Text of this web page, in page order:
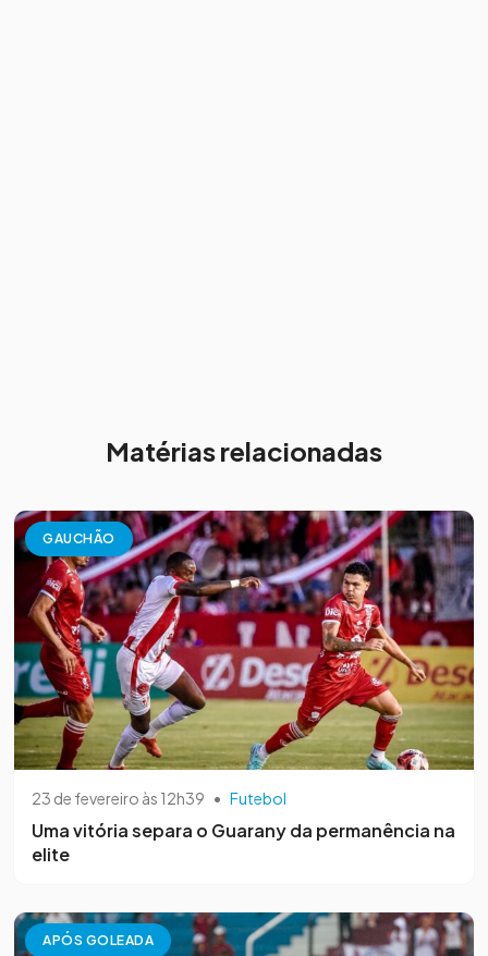
Matérias relacionadas
GAUCHÃO
23 de fevereiro às 12h39 • Futebol
Uma vitória separa o Guarany da permanência na
elite
APÓS GOLEADA